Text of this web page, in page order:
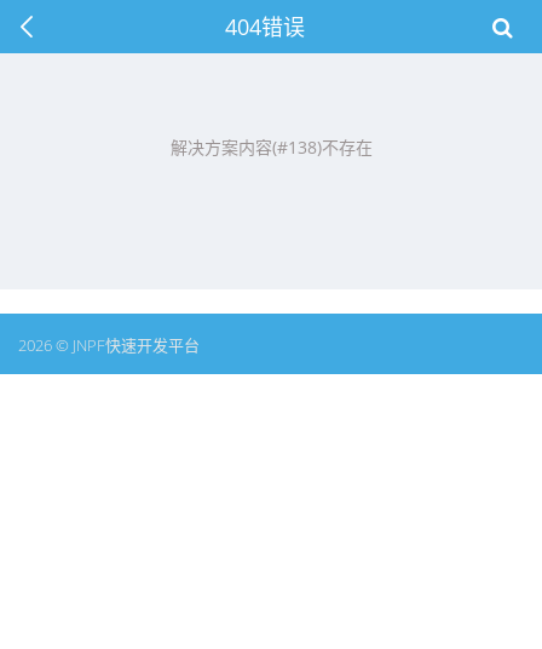
404错误
解决方案内容(#138)不存在
2026 © JNPF快速开发平台